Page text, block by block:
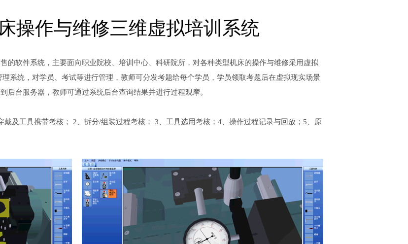
操作与维修三维虚拟培训系统
的软件系统，主要面向职业院校、培训中心、科研院所，对各种类型机床的操作与维修采用虚拟
系统，对学员、考试等进行管理，教师可分发考题给每个学员，学员领取考题后在虚拟现实场景
后台服务器，教师可通过系统后台查询结果并进行过程观摩。
及工具携带考核； 2、拆分/组装过程考核； 3、工具选用考核；4、操作过程记录与回放；5、原